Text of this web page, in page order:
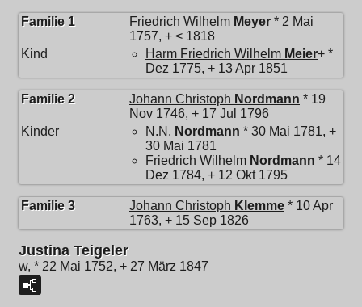
Familie 1 Friedrich Wilhelm Meyer * 2 Mai
1757, + < 1818
Kind
Harm Friedrich Wilhelm Meier+ *
Dez 1775, + 13 Apr 1851
Familie 2 Johann Christoph Nordmann * 19
Nov 1746, + 17 Jul 1796
Kinder
N.N. Nordmann * 30 Mai 1781, +
30 Mai 1781
Friedrich Wilhelm Nordmann * 14
Dez 1784, + 12 Okt 1795
Familie 3 Johann Christoph Klemme * 10 Apr
1763, + 15 Sep 1826
Justina Teigeler
w, * 22 Mai 1752, + 27 März 1847